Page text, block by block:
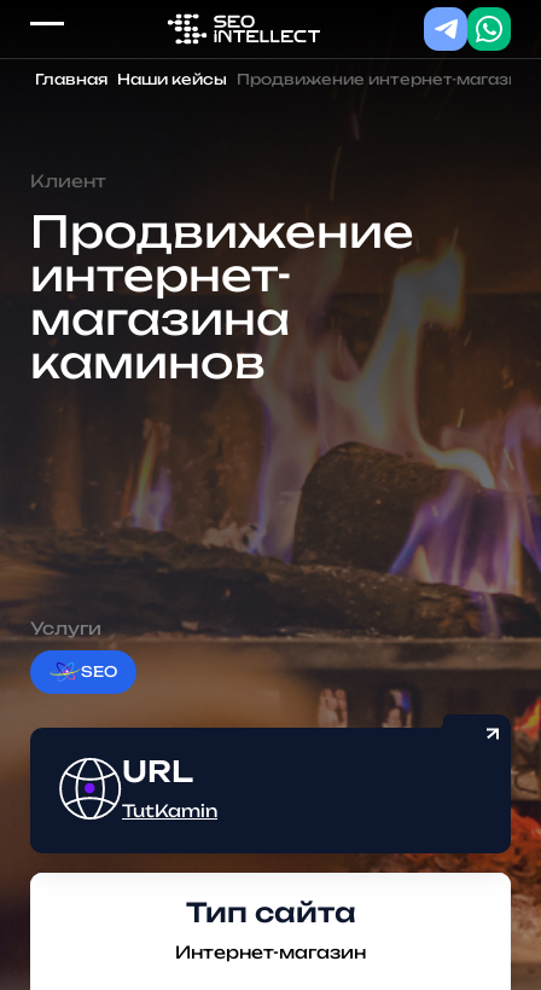
Главная Наши кейсы Продвижение интернет-
Клиент
Продвижение
интернет-
магазина
каминов
Услуги
SEO
TutKamin
Тип сайта
Интернет-магазин